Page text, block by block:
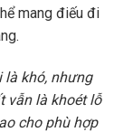
mang điếu đi
là khó, nhưng
vẫn là khoét lỗ
cho phù hợp